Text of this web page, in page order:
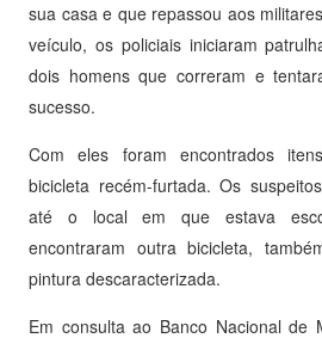
sua casa e que repassou aos
veículo, os policiais iniciaram
dois homens que correram e
sucesso.
Com eles foram encontrados
bicicleta recém-furtada. Os
até o local em que estava
encontraram outra bicicleta,
pintura descaracterizada.
Em consulta ao Banco Nacional de